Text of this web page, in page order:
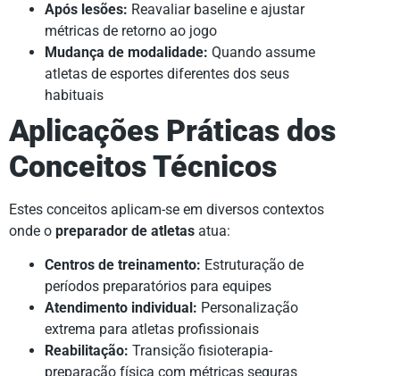
Após lesões: Reavaliar baseline e ajustar
métricas de retorno ao jogo
Mudança de modalidade: Quando assume
atletas de esportes diferentes dos seus
habituais
Aplicações Práticas dos
Conceitos Técnicos
Estes conceitos aplicam-se em diversos contextos
onde o preparador de atletas atua:
Centros de treinamento: Estruturação de
períodos preparatórios para equipes
Atendimento individual: Personalização
extrema para atletas profissionais
Reabilitação: Transição fisioterapia-
preparação física com métricas seguras